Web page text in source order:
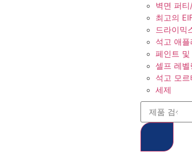
벽면 퍼
최고의
드라이믹
석고 애플
페인트 및
셀프 레
석고 모르
세제